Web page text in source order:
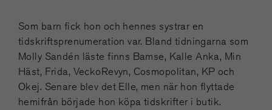
Som barn fick hon och hennes systrar en
tidskriftsprenumeration var. Bland tidningarna som
Molly Sandén läste finns Bamse, Kalle Anka, Min
Häst, Frida, VeckoRevyn, Cosmopolitan, KP och
Okej. Senare blev det Elle, men när hon flyttade
hemifrån började hon köpa tidskrifter i butik.